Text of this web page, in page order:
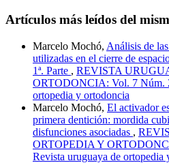
Artículos más leídos del
Marcelo Mochó, Análisis de
utilizadas en el cierre de
1ª. Parte , REVISTA
ORTODONCIA: Vol. 7 Núm.
ortopedia y ortodoncia
Marcelo Mochó, El activador
primera dentición: mordida
disfunciones asociadas ,
ORTOPEDIA Y
Revista uruguaya de ortopedia